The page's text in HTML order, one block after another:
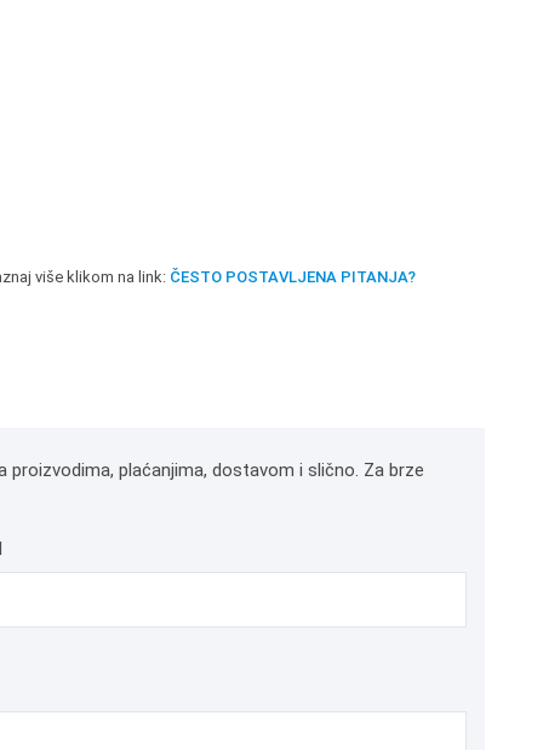
više klikom na link: ČESTO POSTAVLJENA PITANJA?
plaćanjima, dostavom i slično. Za brze